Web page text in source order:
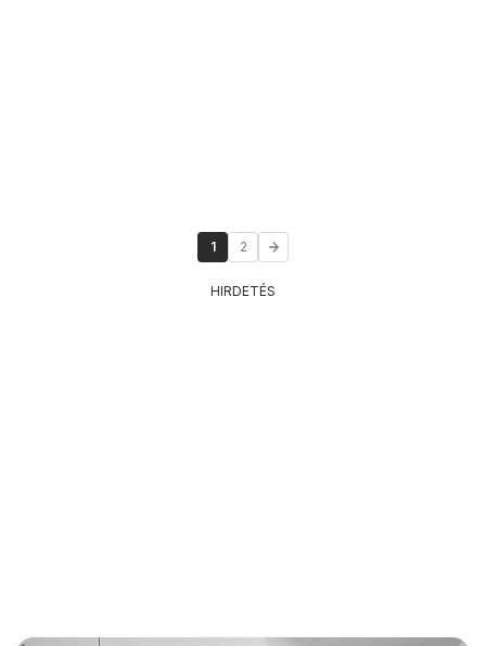
1 2
HIRDETÉS